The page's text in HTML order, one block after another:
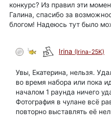
конкурс? Из правил эти
Галина, спасибо за
блогом! Надеюсь тут было
Irina (Irina-25K)
Увы, Екатерина, нельзя.
во время набора или пока
началом 1 раунда ничего
Фотография в чулане всё
повторно выставлять её